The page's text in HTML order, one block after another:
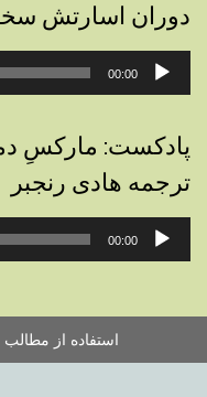
دوران اسارتش
پخش‌کننده
00:00
پادکست: مارکسِ
ترجمه هادی رنجبر
پخش‌کننده
00:00
استفاده از مطالب